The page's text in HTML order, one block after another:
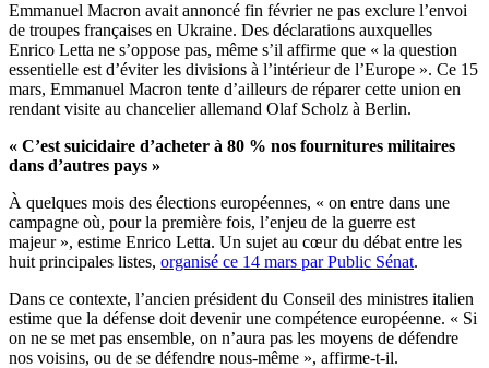
Emmanuel Macron avait annoncé fin février ne pas exclure l’envoi
de troupes françaises en Ukraine. Des déclarations auxquelles
Enrico Letta ne s’oppose pas, même s’il affirme que « la question
essentielle est d’éviter les divisions à l’intérieur de l’Europe ». Ce 15
mars, Emmanuel Macron tente d’ailleurs de réparer cette union en
rendant visite au chancelier allemand Olaf Scholz à Berlin.
« C’est suicidaire d’acheter à 80 % nos fournitures militaires
dans d’autres pays »
À quelques mois des élections européennes, « on entre dans une
campagne où, pour la première fois, l’enjeu de la guerre est
majeur », estime Enrico Letta. Un sujet au cœur du débat entre les
huit principales listes, organisé ce 14 mars par Public Sénat.
Dans ce contexte, l’ancien président du Conseil des ministres italien
estime que la défense doit devenir une compétence européenne. « Si
on ne se met pas ensemble, on n’aura pas les moyens de défendre
nos voisins, ou de se défendre nous-même », affirme-t-il.